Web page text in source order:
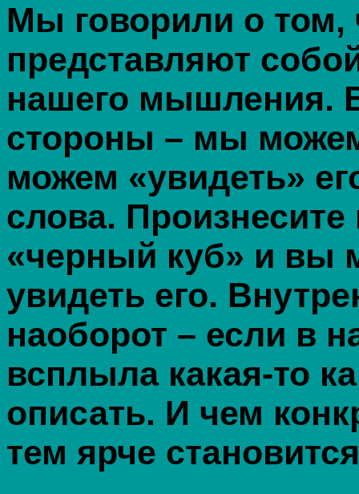
Мы говорили о том,
представляют
нашего мышления.
стороны – мы
можем «увидеть»
слова. Произнесите
«черный куб» и вы
увидеть его.
наоборот – если в
всплыла какая-то
описать. И чем
тем ярче